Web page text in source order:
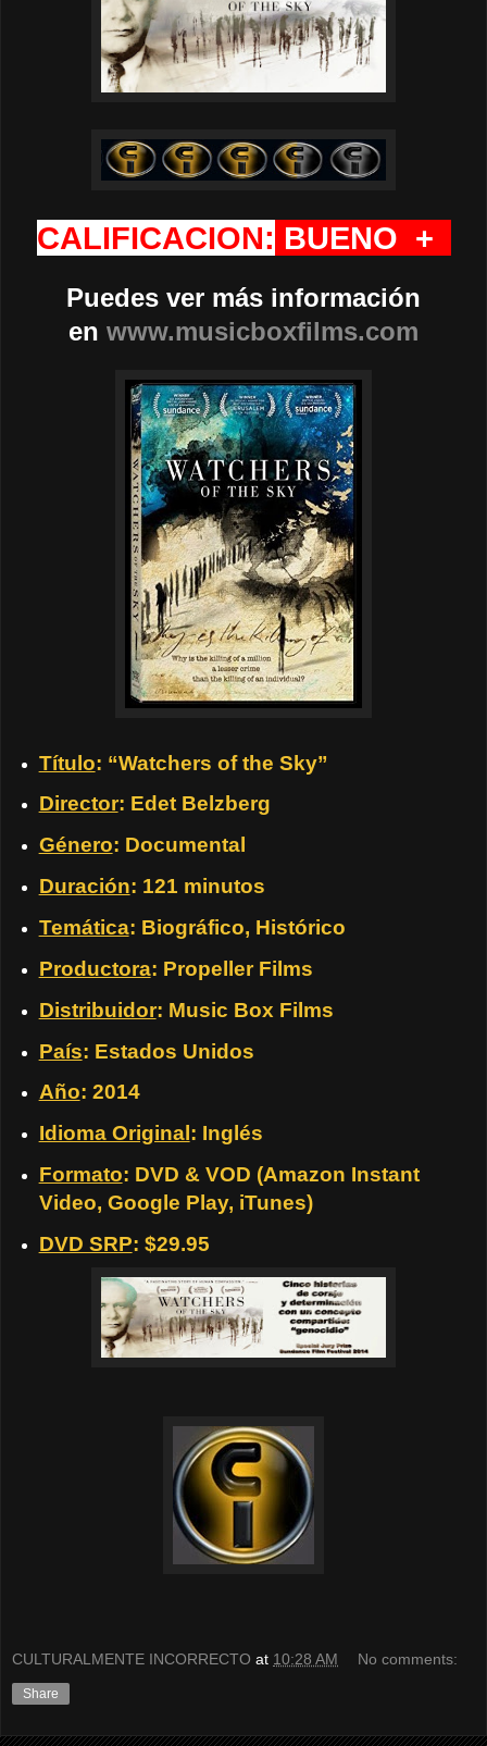
CALIFICACION: BUENO +
Puedes ver más información
en www.musicboxfilms.com
Título: “Watchers of the Sky”
Director: Edet Belzberg
Género: Documental
Duración: 121 minutos
Temática: Biográfico, Histórico
Productora: Propeller Films
Distribuidor: Music Box Films
País: Estados Unidos
Año: 2014
Idioma Original : Inglés
Formato: DVD & VOD (Amazon Instant
Video, Google Play, iTunes)
DVD SRP: $29.95
CULTURALMENTE INCORRECTO at 10:28 AM No comments:
Share